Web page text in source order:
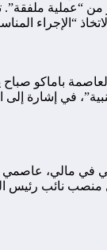
“عملية
“الإجراء
باماكو صباح
في إشارة
مالي، عاصمي
نائب رئيس